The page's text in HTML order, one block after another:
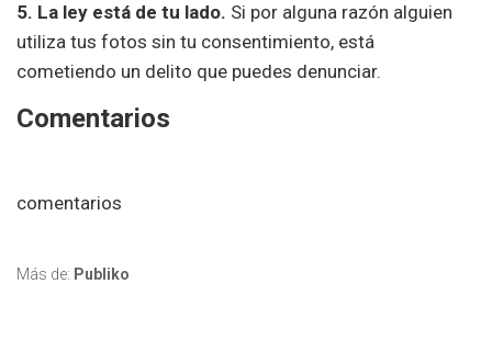
5. La ley está de tu lado. Si por alguna razón alguien
utiliza tus fotos sin tu consentimiento, está
cometiendo un delito que puedes denunciar.
Comentarios
comentarios
Más de: Publiko